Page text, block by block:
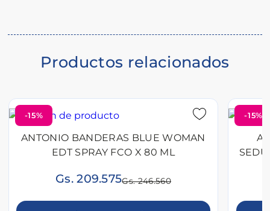
Productos relacionados
-15%
ANTONIO BANDERAS BLUE WOMAN
EDT SPRAY FCO X 80 ML
Gs. 209.575Gs. 246.560
-15%